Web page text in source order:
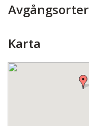
Avgångsorter
Karta